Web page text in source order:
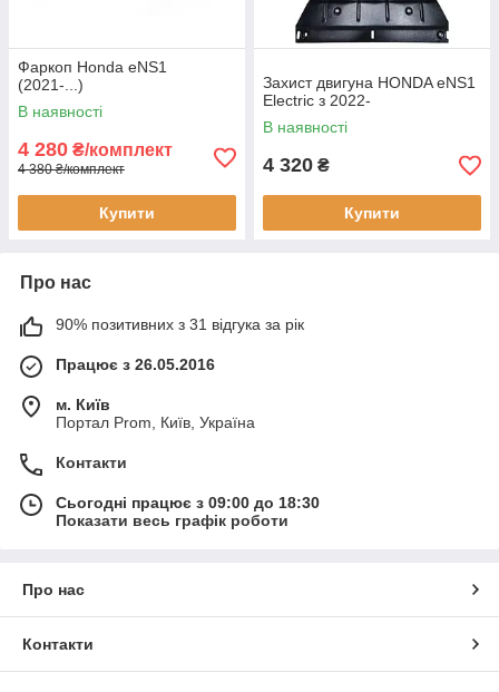
Фаркоп Honda eNS1
(2021-...)
В наявності
4 280 ₴/комплект
4 380 ₴/комплект
Купити
Захист двигуна HONDA eNS1
Electric з 2022-
В наявності
4 320 ₴
Купити
Про нас
90% позитивних з 31 відгука за рік
Працює з 26.05.2016
м. Київ
Портал Prom, Київ, Україна
Контакти
Сьогодні працює з 09:00 до 18:30
Показати весь графік роботи
Про нас
Контакти